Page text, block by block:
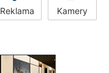
Reklama Kamery